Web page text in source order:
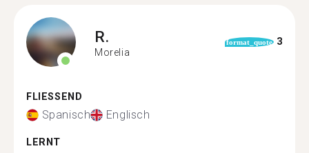
R.
Morelia
format_quote 3
FLIESSEND
Spanisch Englisch
LERNT